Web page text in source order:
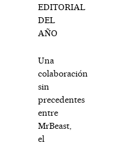
EDITORIAL
DEL
AÑO
Una
colaboración
sin
precedentes
entre
MrBeast,
el